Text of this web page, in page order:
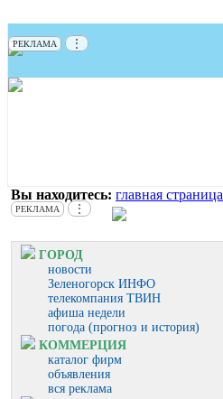
РЕКЛАМА ⋮
Вы находитесь: главная страница
РЕКЛАМА ⋮
ГОРОД
новости
Зеленогорск ИНФО
телекомпания ТВИН
афиша недели
погода (прогноз и история)
КОММЕРЦИЯ
каталог фирм
объявления
вся реклама